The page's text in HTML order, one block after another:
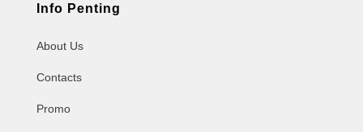
Info Penting
About Us
Contacts
Promo